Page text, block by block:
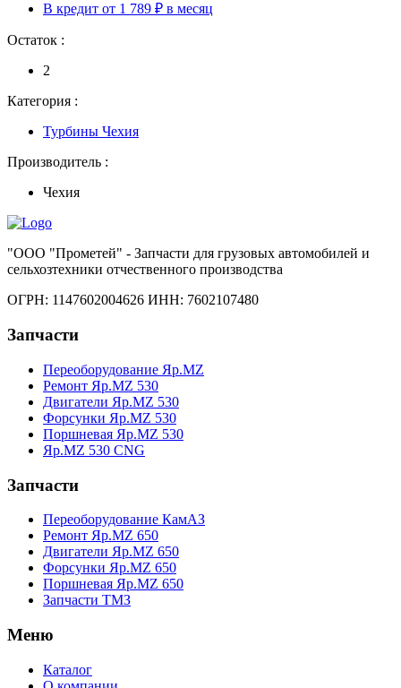
В кредит от 1 789 ₽ в месяц
Остаток :
2
Категория :
Турбины Чехия
Производитель :
Чехия
"ООО "Прометей" - Запчасти для грузовых автомобилей и
сельхозтехники отчественного производства
ОГРН: 1147602004626 ИНН: 7602107480
Запчасти
Переоборудование Яр.МZ
Ремонт Яр.МZ 530
Двигатели Яр.МZ 530
Форсунки Яр.МZ 530
Поршневая Яр.МZ 530
Яр.МZ 530 CNG
Запчасти
Переоборудование КамАЗ
Ремонт Яр.МZ 650
Двигатели Яр.МZ 650
Форсунки Яр.МZ 650
Поршневая Яр.МZ 650
Запчасти ТМЗ
Меню
Каталог